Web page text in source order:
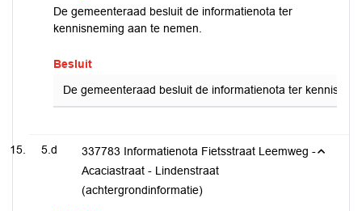
De gemeenteraad besluit de informatienota ter
kennisneming aan te nemen.
Besluit
De gemeenteraad besluit de informatienota ter
5.d
337783 Informatienota Fietsstraat Leemweg -
Acaciastraat - Lindenstraat
(achtergrondinformatie)